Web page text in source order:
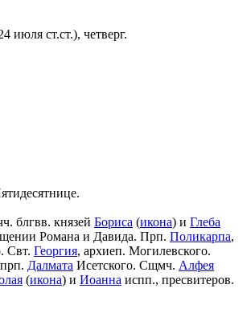
июля ст.ст.), четверг.
блгвв. князей Бориса (икона) и Глеба
Романа и Давида. Прп. Поликарпа,
Свт. Георгия, архиеп. Могилевского.
Далмата Исетского. Сщмч. Алфея
(икона) и Иоанна испп., пресвитеров.